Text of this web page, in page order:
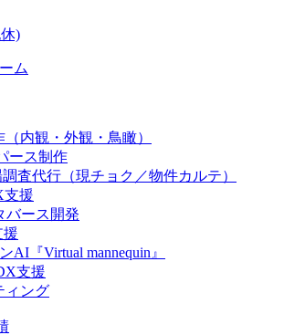
)
ム
内観・外観・鳥瞰）
ース制作
査代行（現チョク／物件カルテ）
支援
バース開発
援
AI『Virtual mannequin』
支援
ィング